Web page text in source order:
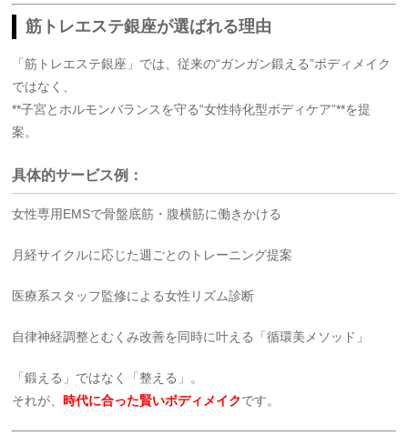
筋トレエステ銀座が選ばれる理由
「筋トレエステ銀座」では、従来の“ガンガン鍛える”ボディメイク
ではなく、
**子宮とホルモンバランスを守る“女性特化型ボディケア”**を提
案。
具体的サービス例：
女性専用EMSで骨盤底筋・腹横筋に働きかける
月経サイクルに応じた週ごとのトレーニング提案
医療系スタッフ監修による女性リズム診断
自律神経調整とむくみ改善を同時に叶える「循環美メソッド」
「鍛える」ではなく「整える」。
それが、 時代に合った賢いボディメイクです。